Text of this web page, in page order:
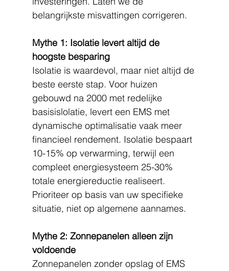
belangrijkste misvattingen corrigeren.
Mythe 1: Isolatie levert altijd de
hoogste besparing
Isolatie is waardevol, maar niet altijd de
beste eerste stap. Voor huizen
gebouwd na 2000 met redelijke
basisislolatie, levert een EMS met
dynamische optimalisatie vaak meer
financieel rendement. Isolatie bespaart
10-15% op verwarming, terwijl een
compleet energiesysteem 25-30%
totale energiereductie realiseert.
Prioriteer op basis van uw specifieke
situatie, niet op algemene aannames.
Mythe 2: Zonnepanelen alleen zijn
voldoende
Zonnepanelen zonder opslag of EMS